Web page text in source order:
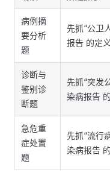
病例摘
要分析
题
先抓“公卫
报告 的定
诊断与
鉴别诊
断题
先抓“突发
染病报告
急危重
症处置
题
先抓“流行
染病报告